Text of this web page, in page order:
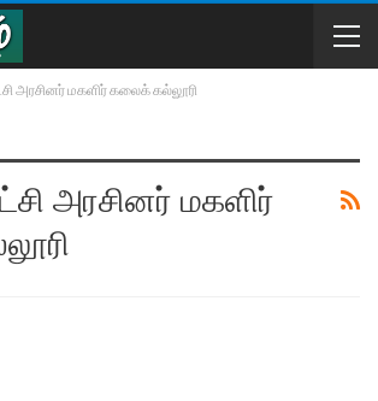
அரசினர் மகளிர் கலைக் கல்லூரி
அரசினர் மகளிர்